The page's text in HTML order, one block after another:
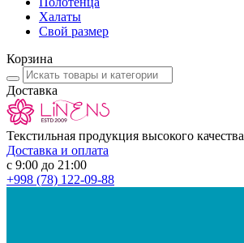
Халаты
Свой размер
Корзина
Доставка
Текстильная продукция высокого качества
Доставка и оплата
с 9:00 до 21:00
+998 (78) 122-09-88